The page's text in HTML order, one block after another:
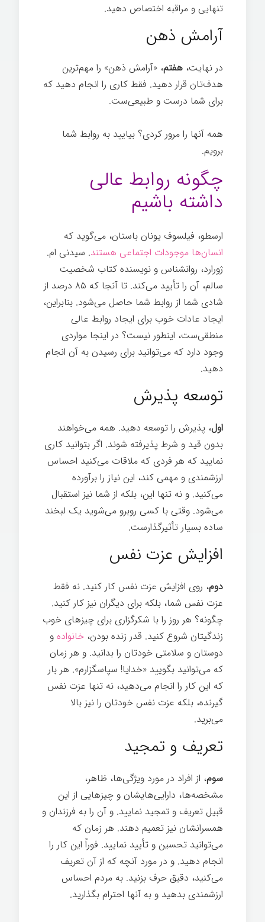
تنهایی و مراقبه اختصاص دهید.
آرامش ذهن
در نهایت، هفتم، «آرامش ذهن» را مهم‌ترین
هدف‌تان قرار دهید. فقط کاری را انجام دهید که
برای شما درست و طبیعی‌ست.
همه آنها را مرور کردی؟ بیایید به روابط شما
برویم.
چگونه روابط عالی
داشته باشیم
ارسطو، فیلسوف یونان باستان، می‌گوید که
انسان‌ها موجودات اجتماعی هستند. سیدنی ام.
ژورارد، روانشناس و نویسنده کتاب شخصیت
سالم، آن را تأیید می‌کند. تا آنجا که ۸۵ درصد از
شادی شما از روابط شما حاصل می‌شود. بنابراین،
ایجاد عادات خوب برای ایجاد روابط عالی
منطقی‌ست، اینطور نیست؟ در اینجا مواردی
وجود دارد که می‌توانید برای رسیدن به آن انجام
دهید.
توسعه پذیرش
اول، پذیرش را توسعه دهید. همه می‌خواهند
بدون قید و شرط پذیرفته شوند. اگر بتوانید کاری
نمايید که هر فردی که ملاقات می‌کنید احساس
ارزشمندی و مهمی کند، این نیاز را برآورده
می‌کنید. و نه تنها این، بلکه از شما نیز استقبال
می‌شود. وقتی با کسی روبرو می‌شوید یک لبخند
ساده بسیار تأثیرگذارست.
افزایش عزت نفس
دوم، روی افزایش عزت نفس کار کنيد. نه فقط
عزت نفس شما، بلکه برای دیگران نیز کار کنيد.
چگونه؟ هر روز را با شکرگزاری برای چیزهای خوب
زندگیتان شروع کنيد. قدر زنده بودن، خانواده و
دوستان و سلامتی خودتان را بدانید. و هر زمان
که می‌توانید بگویید «خدایا! سپاسگزارم». هر بار
که این کار را انجام می‌دهید، نه تنها عزت نفس
گیرنده، بلکه عزت نفس خودتان را نیز بالا
می‌برید.
تعریف و تمجید
سوم، از افراد در مورد ویژگی‌ها، ظاهر،
مشخصه‌ها، دارایی‌هایشان و چیزهایی از این
قبیل تعریف و تمجید نمایید. و آن را به فرزندان و
همسرانشان نیز تعمیم دهند. هر زمان که
می‌توانید تحسین و تأیید نمایید. فوراً این کار را
انجام دهید. و در مورد آنچه که از آن تعریف
می‌کنید، دقیق حرف بزنید. به مردم احساس
ارزشمندی بدهید و به آنها احترام بگذارید.